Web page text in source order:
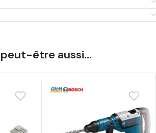
peut-être aussi…